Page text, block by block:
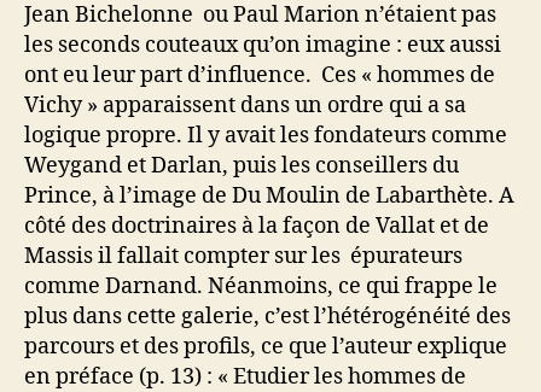
Jean Bichelonne ou Paul Marion n’étaient pas
les seconds couteaux qu’on imagine : eux aussi
ont eu leur part d’influence. Ces « hommes de
Vichy » apparaissent dans un ordre qui a sa
logique propre. Il y avait les fondateurs comme
Weygand et Darlan, puis les conseillers du
Prince, à l’image de Du Moulin de Labarthète. A
côté des doctrinaires à la façon de Vallat et de
Massis il fallait compter sur les épurateurs
comme Darnand. Néanmoins, ce qui frappe le
plus dans cette galerie, c’est l’hétérogénéité des
parcours et des profils, ce que l’auteur explique
en préface (p. 13) : « Etudier les hommes de